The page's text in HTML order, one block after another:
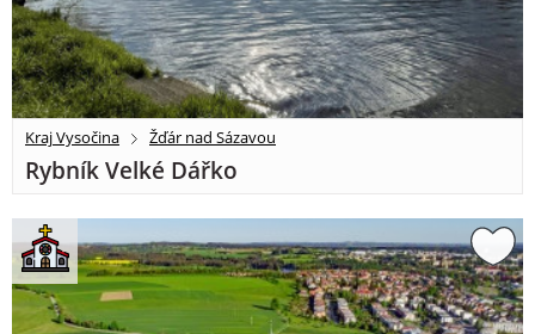
Kraj Vysočina Žďár nad Sázavou
Rybník Velké Dářko